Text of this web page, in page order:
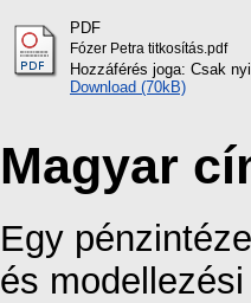
PDF
Fózer Petra titkosítás.pdf
Hozzáférés joga: Csak
Download (70kB)
Magyar
Egy
és